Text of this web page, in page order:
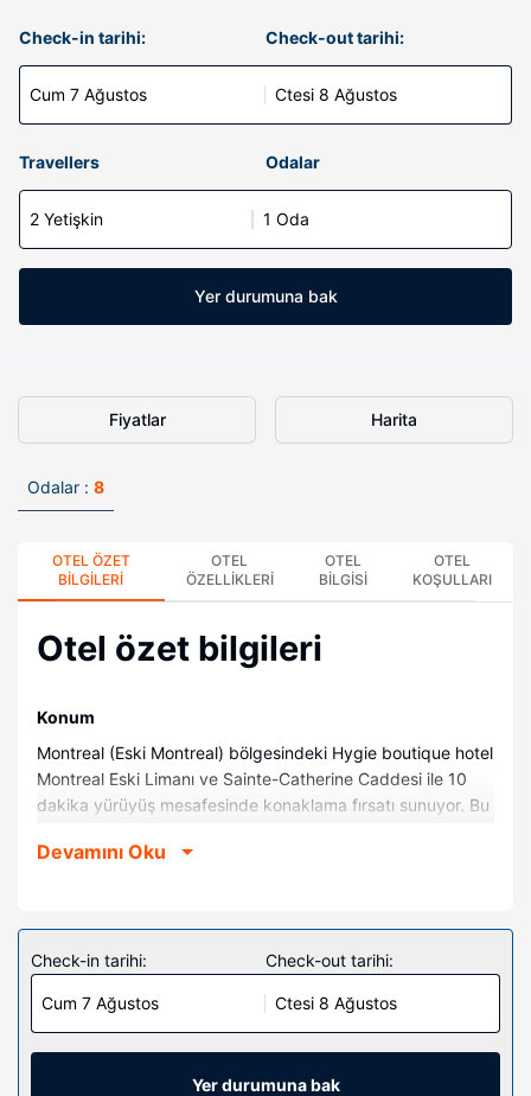
Check-in tarihi:
Cum 7 Ağustos
Check-out tarihi:
Ctesi 8 Ağustos
Travellers Odalar
2 Yetişkin 1 Oda
Yer durumuna bak
Fiyatlar Harita
Odalar : 8
OTEL ÖZET
BILGILERI
OTEL
ÖZELLIKLERI
OTEL
BILGISI
OTEL
KOŞULLARI
Otel özet bilgileri
Konum
Montreal (Eski Montreal) bölgesindeki Hygie boutique hotel
Montreal Eski Limanı ve Sainte-Catherine Caddesi ile 10
dakika yürüyüş mesafesinde konaklama fırsatı sunuyor. Bu
Kongre Merkezi ile 0,6 mi (0,9 km) mesafede.
Misafirlerimizin konforu ve rahatı için 8 klimalı oda espresso
kahve makinesi ve Akıllı televizyonlar bulunmaktadır.
Odanızda bir memory foam (visko elastik) yatak bulunur.
Misafirlerimize ücretsiz kablosuz internet sunulmaktadır.
Misafirlerimizin iyi vakit geçirebilmesi için kablolu TV
kanalları vardır. Banyolarda küvet veya duş vardır.
Devamını Oku
Check-in tarihi:
Cum 7 Ağustos
Check-out tarihi:
Ctesi 8 Ağustos
Yer durumuna bak